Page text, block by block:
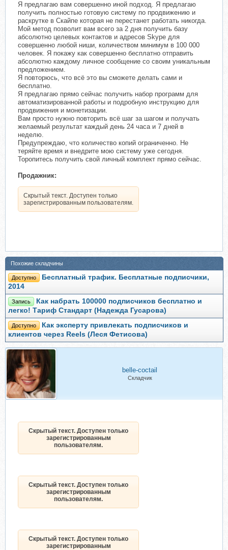
Я предлагаю вам совершенно иной подход. Я предлагаю
получить полностью готовую систему по продвижению и
раскрутке в Скайпе которая не перестанет работать никогда.
Мой метод позволит вам всего за 2 дня получить базу
абсолютно целевых контактов и адресов Skype для
совершенно любой ниши, количеством минимум в 100 000
человек. Я покажу как совершенно бесплатно отправить
абсолютно каждому личное сообщение со своим уникальным
предложением.
Я повторюсь, что всё это вы сможете делать сами и
бесплатно.
Я предлагаю прямо сейчас получить набор программ для
автоматизированной работы и подробную инструкцию для
продвижения и монетизации.
Вам просто нужно повторить всё шаг за шагом и получать
желаемый результат каждый день 24 часа и 7 дней в
неделю.
Предупреждаю, что количество копий ограниченно. Не
теряйте время и внедрите мою систему уже сегодня.
Торопитесь получить свой личный комплект прямо сейчас.
Продажник:
Скрытый текст. Доступен только
зарегистрированным пользователям.
Похожие складчины
Доступно
Бесплатный трафик. Бесплатные подписчики,
2014
Запись
Как набрать 100000 подписчиков бесплатно и
легко! Тариф Стандарт (Надежда Гусарова)
Доступно
Как эксперту привлекать подписчиков и
клиентов через Reels (Леся Фетисова)
belle-coctail
Складчик
Скрытый текст. Доступен только
зарегистрированным
пользователям.
Скрытый текст. Доступен только
зарегистрированным
пользователям.
Скрытый текст. Доступен только
зарегистрированным